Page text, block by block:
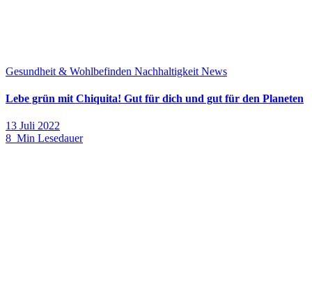
Gesundheit & Wohlbefinden Nachhaltigkeit News
Lebe grün mit Chiquita! Gut für dich und gut für den Planeten
13 Juli 2022
8 Min Lesedauer